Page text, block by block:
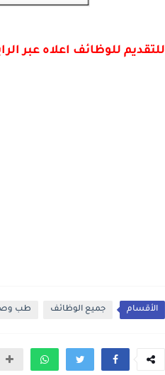
للتقديم للوظائف اعلاه عبر
الأقسام جميع الوظائف طب